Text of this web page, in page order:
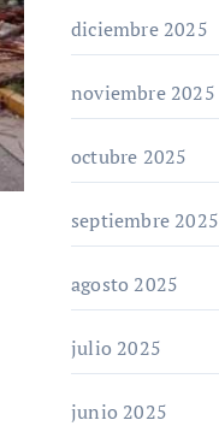
diciembre 2025
noviembre 2025
octubre 2025
septiembre 2025
agosto 2025
julio 2025
junio 2025